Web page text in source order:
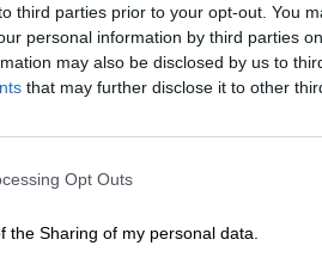
third parties prior to your opt-out. You
personal information by third parties
may also be disclosed by us to
that may further disclose it to other
Opt Outs
the Sharing of my personal data.
Palma
mantienen